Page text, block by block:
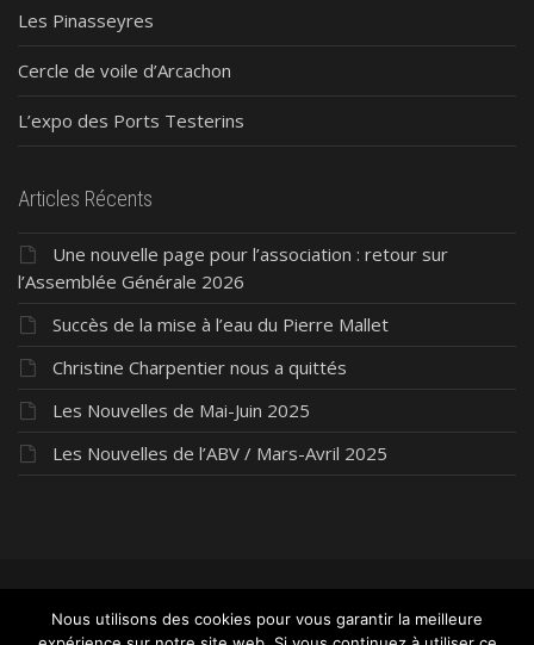
Les Pinasseyres
Cercle de voile d’Arcachon
L’expo des Ports Testerins
Articles Récents
Une nouvelle page pour l’association : retour sur
l’Assemblée Générale 2026
Succès de la mise à l’eau du Pierre Mallet
Christine Charpentier nous a quittés
Les Nouvelles de Mai-Juin 2025
Les Nouvelles de l’ABV / Mars-Avril 2025
©2026 ABV Président Pierre Mallet- Tous droits
Nous utilisons des cookies pour vous garantir la meilleure